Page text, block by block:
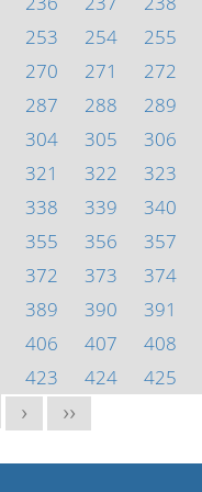
253 254 255
270 271 272
287 288 289
304 305 306
321 322 323
338 339 340
355 356 357
372 373 374
389 390 391
406 407 408
423 424 425
> >>